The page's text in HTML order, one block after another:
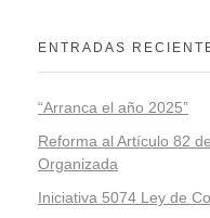
ENTRADAS
“Arranca el año 2025”
Reforma al Artículo 82
Organizada
Iniciativa 5074 Ley de